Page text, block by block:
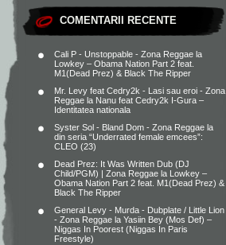
COMENTARII RECENTE
Cali P - Unstoppable - Zona Reggae la
Lowkey – Obama Nation Part 2 feat.
M1(Dead Prez) & Black The Ripper
Mr. Levy feat Cedry2k - Lasi sau eroi - Zona
Reggae la Nanu feat Cedry2k I-Gura –
Identitatea nationala
Syster Sol - Bland Dom - Zona Reggae la
din seria “Underrated female emcees”:
CLEO (23)
Dead Prez: It Was Written Dub (DJ
Child/PGM) | Zona Reggae la Lowkey –
Obama Nation Part 2 feat. M1(Dead Prez) &
Black The Ripper
General Levy - Murda - Dubplate / Little Lion
- Zona Reggae la Yasiin Bey (Mos Def) –
Niggas In Poorest (Niggas In Paris
Freestyle)